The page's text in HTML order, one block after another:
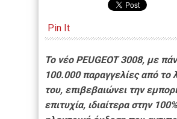
Pin It
Το νέο PEUGEOT 3008, με
100.000 παραγγελίες από το
του, επιβεβαιώνει την
επιτυχία, ιδιαίτερα στην 100%